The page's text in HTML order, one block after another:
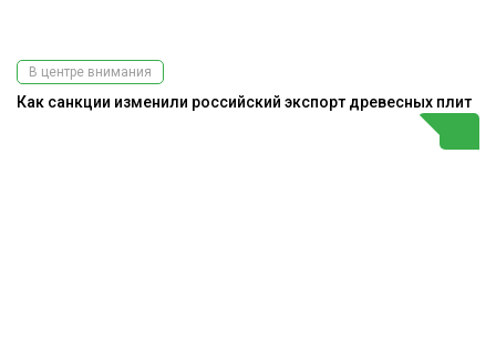
В центре внимания
Как санкции изменили российский экспорт древесных плит